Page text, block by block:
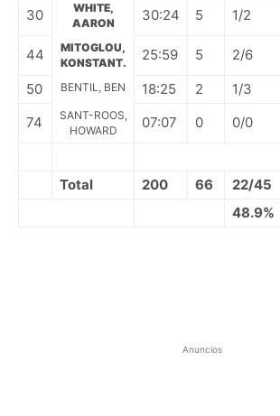
30
WHITE,
AARON
30:24 5 1/2
44
MITOGLOU,
KONSTANT.
25:59 5 2/6
50
BENTIL, BEN 18:25 2 1/3
74
SANT-ROOS,
HOWARD
07:07 0 0/0
Total
200 66 22/45
48.9%
Anuncios